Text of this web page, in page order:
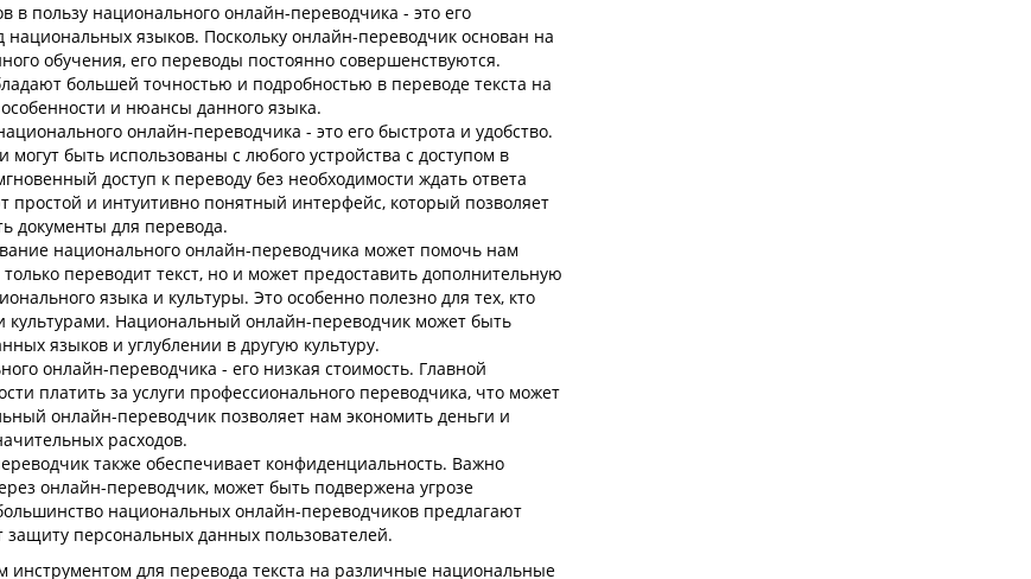
в пользу национального онлайн-переводчика - это его
языков. Поскольку онлайн-переводчик основан на
обучения, его переводы постоянно совершенствуются.
большей точностью и подробностью в переводе текста на
и нюансы данного языка.
онлайн-переводчика - это его быстрота и удобство.
быть использованы с любого устройства с доступом в
доступ к переводу без необходимости ждать ответа
и интуитивно понятный интерфейс, который позволяет
документы для перевода.
национального онлайн-переводчика может помочь нам
переводит текст, но и может предоставить дополнительную
языка и культуры. Это особенно полезно для тех, кто
культурами. Национальный онлайн-переводчик может быть
языков и углублении в другую культуру.
онлайн-переводчика - его низкая стоимость. Главной
платить за услуги профессионального переводчика, что может
онлайн-переводчик позволяет нам экономить деньги и
расходов.
также обеспечивает конфиденциальность. Важно
онлайн-переводчик, может быть подвержена угрозе
национальных онлайн-переводчиков предлагают
персональных данных пользователей.
для перевода текста на различные национальные